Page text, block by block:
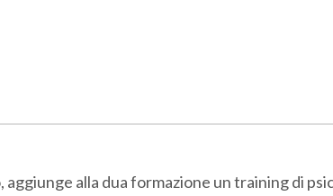
alla dua formazione un training di